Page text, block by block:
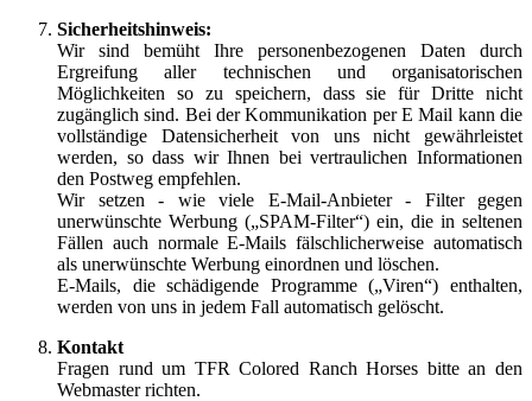
Sicherheitshinweis:
Wir sind bemüht Ihre personenbezogenen Daten durch
Ergreifung aller technischen und organisatorischen
Möglichkeiten so zu speichern, dass sie für Dritte nicht
zugänglich sind. Bei der Kommunikation per E Mail kann die
vollständige Datensicherheit von uns nicht gewährleistet
werden, so dass wir Ihnen bei vertraulichen Informationen
den Postweg empfehlen.
Wir setzen - wie viele E-Mail-Anbieter - Filter gegen
unerwünschte Werbung („SPAM-Filter“) ein, die in seltenen
Fällen auch normaleE-Mails fälschlicherweise automatisch
als unerwünschte Werbung einordnen und löschen.
E-Mails, die schädigende Programme („Viren“) enthalten,
werden von uns in jedem Fall automatisch gelöscht.
Kontakt
Fragen rund um TFR Colored Ranch Horses bitte an den
Webmaster richten.